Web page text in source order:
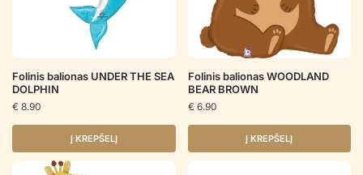
Folinis balionas UNDER THE SEA
DOLPHIN
€ 8.90
Į KREPŠELĮ
Folinis balionas WOODLAND
BEAR BROWN
€ 6.90
Į KREPŠELĮ